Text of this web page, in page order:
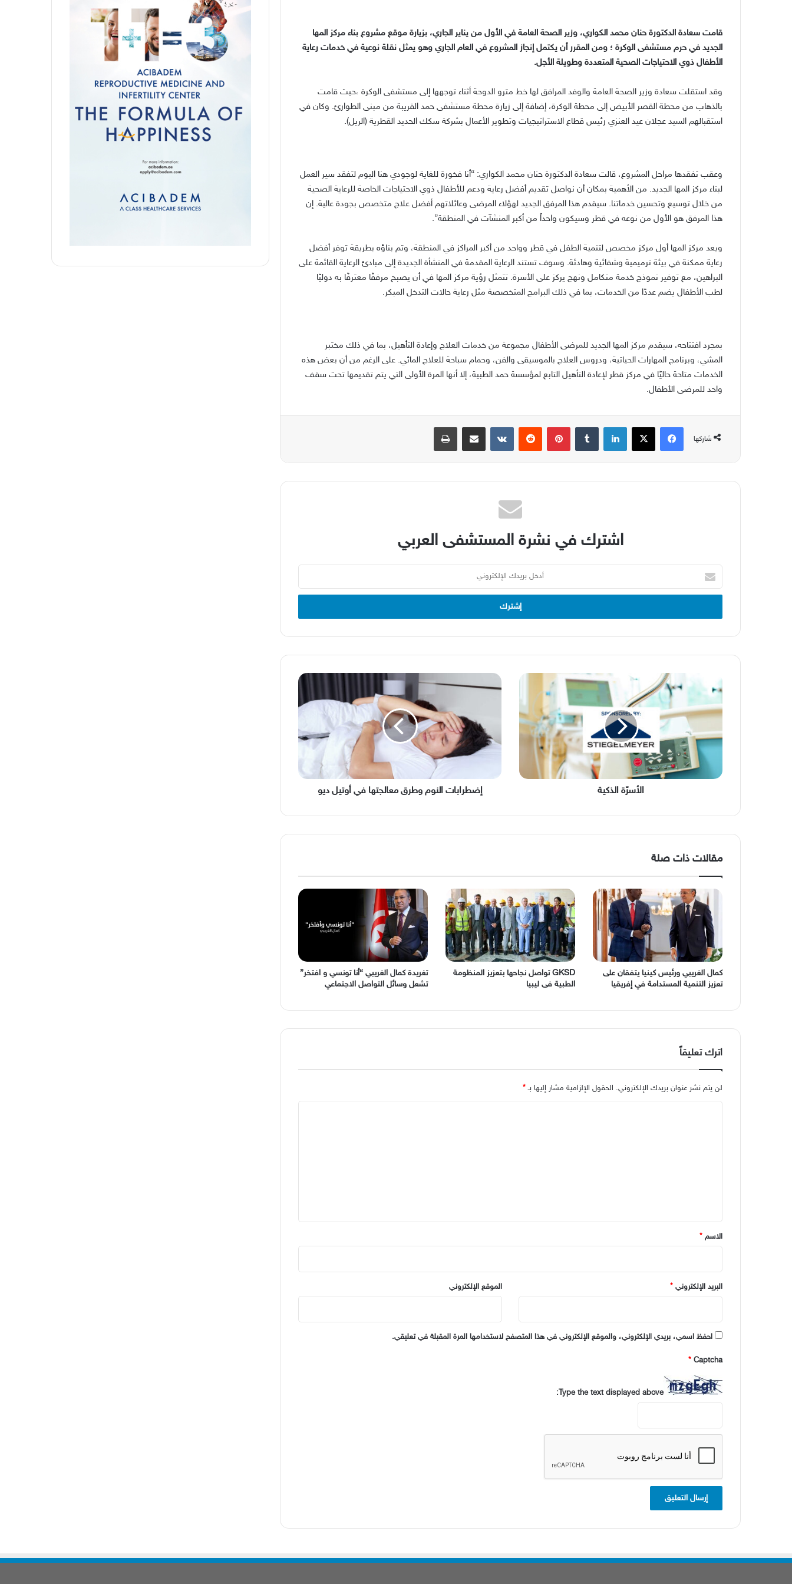
قامت سعادة الدكتورة حنان محمد الكواري، وزير الصحة العامة في الأول من يناير الجاري، بزيارة موقع مشروع بناء مركز المها
الجديد في حرم مستشفى الوكرة ؛ ومن المقرر أن يكتمل إنجاز المشروع في العام الجاري وهو يمثل نقلة نوعية في خدمات رعاية
الأطفال ذوي الاحتياجات الصحية المتعددة وطويلة الأجل.
وقد استقلت سعادة وزير الصحة العامة والوفد المرافق لها خط مترو الدوحة أثناء توجهها إلى مستشفى الوكرة ،حيث قامت
بالذهاب من محطة القصر الأبيض إلى محطة الوكرة، إضافة إلى زيارة محطة مستشفى حمد القريبة من مبنى الطوارئ. وكان في
استقبالهم السيد عجلان عيد العنزي رئيس قطاع الاستراتيجيات وتطوير الأعمال بشركة سكك الحديد القطرية (الريل).
وعقب تفقدها مراحل المشروع، قالت سعادة الدكتورة حنان محمد الكواري: “أنا فخورة للغاية لوجودي هنا اليوم لتفقد سير العمل
لبناء مركز المها الجديد. من الأهمية بمكان أن نواصل تقديم أفضل رعاية ودعم للأطفال ذوي الاحتياجات الخاصة للرعاية الصحية
من خلال توسيع وتحسين خدماتنا. سيقدم هذا المرفق الجديد لهؤلاء المرضى وعائلاتهم أفضل علاج متخصص بجودة عالية. إن
هذا المرفق هو الأول من نوعه في قطر وسيكون واحداً من أكبر المنشآت في المنطقة”.
ويعد مركز المها أول مركز مخصص لتنمية الطفل في قطر وواحد من أكبر المراكز في المنطقة، وتم بناؤه بطريقة توفر أفضل
رعاية ممكنة في بيئة ترميمية وشفائية وهادئة. وسوف تستند الرعاية المقدمة في المنشأة الجديدة إلى مبادئ الرعاية القائمة على
البراهين، مع توفير نموذج خدمة متكامل ونهج يركز على الأسرة. تتمثل رؤية مركز المها في أن يصبح مرفقًا معترفًا به دوليًا
لطب الأطفال يضم عددًا من الخدمات، بما في ذلك البرامج المتخصصة مثل رعاية حالات التدخل المبكر.
بمجرد افتتاحه، سيقدم مركز المها الجديد للمرضى الأطفال مجموعة من خدمات العلاج وإعادة التأهيل، بما في ذلك مختبر
المشي، وبرنامج المهارات الحياتية، ودروس العلاج بالموسيقى والفن، وحمام سباحة للعلاج المائي. على الرغم من أن بعض هذه
الخدمات متاحة حاليًا في مركز قطر لإعادة التأهيل التابع لمؤسسة حمد الطبية، إلا أنها المرة الأولى التي يتم تقديمها تحت سقف
واحد للمرضى الأطفال.
شاركها
فيسبوك‫X لينكدإن بينتيريست مشاركة عبر البريد طباعة
اشترك في نشرة المستشفى العربي
بريدك
الإلكتروني
الأسرّة
الذكية
الأسرّة الذكية
إضطرابات
النوم
أوتيل
إضطرابات النوم وطرق معالجتها في أوتيل ديو
مقالات ذات صلة
كمال الغريبي ورئيس كينيا يتفقان على
تعزيز التنمية المستدامة في إفريقيا
GKSD تواصل نجاحها بتعزيز المنظومة
الطبية فى ليبيا
‬تشعل‭ ‬وسائل‭ ‬التواصل‭ ‬الاجتماعي
اترك تعليقاً
لن يتم نشر عنوان بريدك الإلكتروني. الحقول الإلزامية مشار إليها بـ*
*
الاسم *
البريد الإلكتروني * الموقع الإلكتروني
احفظ اسمي، بريدي الإلكتروني، والموقع الإلكتروني في هذا المتصفح لاستخدامها المرة المقبلة في تعليقي.
Captcha
*
Type the text displayed above: